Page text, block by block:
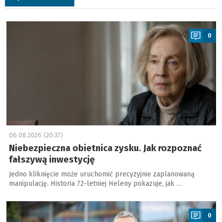
a
0
06.08.2026 (20:37)
Niebezpieczna obietnica zysku. Jak rozpoznać
fałszywą inwestycję
Jedno kliknięcie może uruchomić precyzyjnie zaplanowaną
manipulację. Historia 72-letniej Heleny pokazuje, jak …
a
0